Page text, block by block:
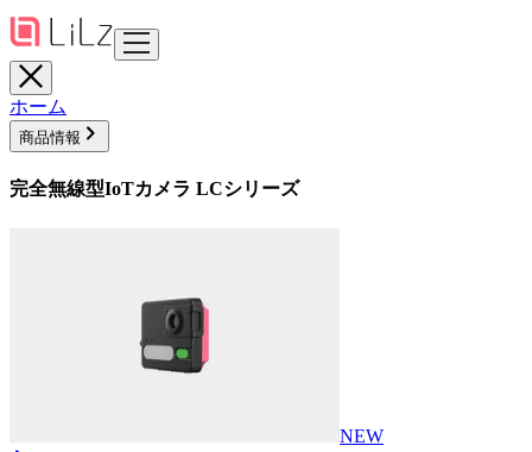
ホーム
商品情報
完全無線型IoTカメラ LCシリーズ
NEW